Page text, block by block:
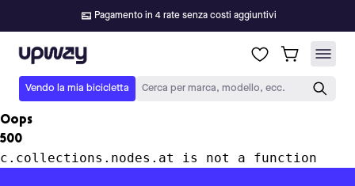
Pagamento in 4 rate senza costi aggiuntivi
Upway
Vendo la mia bicicletta Cerca per marca, modello, ecc.
Oops
500
c.collections.nodes.at is not a function